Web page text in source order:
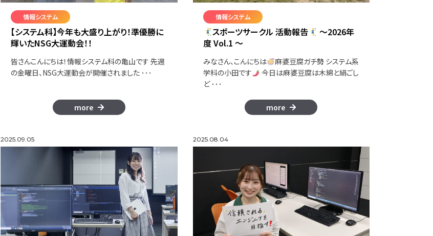
情報システム
【システム科】今年も大盛り上がり！準優勝に
輝いたNSG大運動会！！
皆さんこんにちは！情報システム科の亀山です 先週
の金曜日、NSG大運動会が開催されました ･･･
more
情報システム
スポーツサークル 活動報告
〜2026年
度 Vol.1 〜
みなさん、こんにちは
麻婆豆腐ガチ勢 システム系
学科の小田です
今日は麻婆豆腐は木綿と絹ごし
ど ･･･
more
2025.09.05 2025.08.04